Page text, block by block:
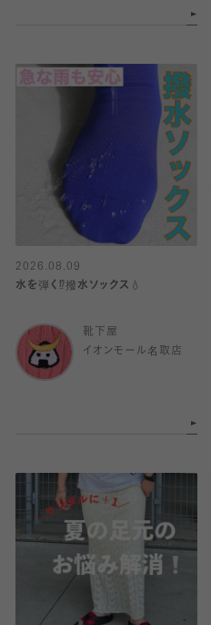
2026.08.09
水を弾く⁉️撥水ソックス💧
靴下屋
イオンモール名取店